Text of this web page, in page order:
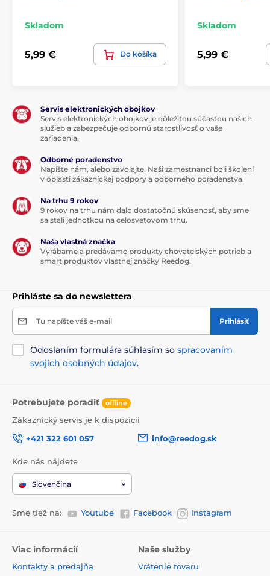
Skladom
5,99 € Do košíka
Skladom
5,99 €
Servis elektronických obojkov
Servis elektronických obojkov je dôležitou súčasťou našich
služieb a zabezpečuje odbornú starostlivosť o vaše
zariadenia.
Odborné poradenstvo
Napíšte nám, alebo zavolajte. Naši zamestnanci boli školení
v oblasti zákazníckej podpory a odborného poradenstva.
Na trhu 9 rokov
9 rokov na trhu nám dalo dostatočnú skúsenosť, aby sme
sa stali jednotkou na celosvetovom trhu.
Naša vlastná značka
Vyrábame a predávame produkty chovateľských potrieb a
smart produktov vlastnej značky Reedog.
Prihláste sa do newslettera
Tu napíšte váš e-mail Prihlásiť
Odoslaním formulára súhlasím so spracovaním
svojich osobných údajov.
Potrebujete poradiť offline
Zákaznický servis je k dispozícii
+421 322 601 057
info@reedog.sk
Kde nás nájdete
Slovenčina
Sme tiež na: Youtube Facebook Instagram
Viac informácií
Kontakty a predajňa
Naše služby
Vrátenie tovaru